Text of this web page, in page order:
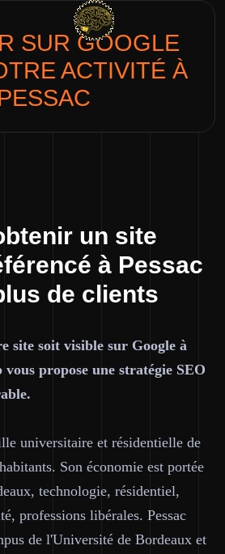
SUR GOOGLE
ACTIVITÉ À
un site
à Pessac
de clients
site soit visible sur Google à
vous propose une stratégie SEO
universitaire et résidentielle de
Son économie est portée
technologie, résidentiel,
professions libérales. Pessac
de l'Université de Bordeaux et